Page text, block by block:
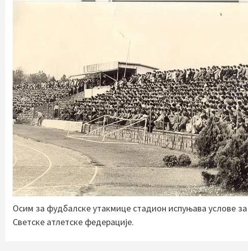
Осим за фудбалске утакмице стадион испуњава услове
Светске атлетске федерације.